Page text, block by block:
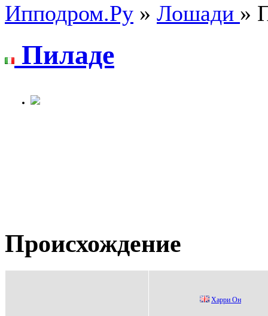
Ипподром.Ру » Лошади »
Пилaдe
Происхождение
Харри Он